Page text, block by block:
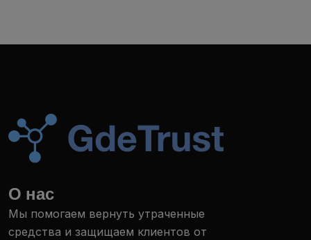
О нас
Мы помогаем вернуть утраченные
средства и защищаем клиентов от